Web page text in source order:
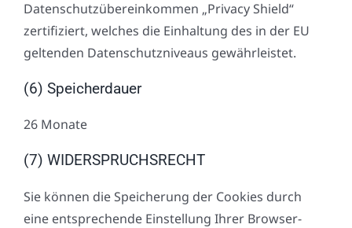
Datenschutzübereinkommen „Privacy Shield“
zertifiziert, welches die Einhaltung des in der EU
geltenden Datenschutzniveaus gewährleistet.
(6) Speicherdauer
26 Monate
(7) WIDERSPRUCHSRECHT
Sie können die Speicherung der Cookies durch
eine entsprechende Einstellung Ihrer Browser-